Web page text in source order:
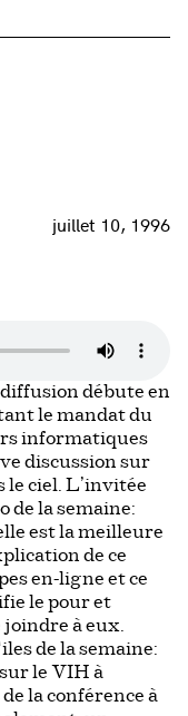
juillet 10, 1996
débute en
le mandat du
informatiques
discussion sur
le ciel. L’invitée
de la semaine:
est la meilleure
de ce
en-ligne et ce
le pour et
à eux.
de la semaine:
le VIH à
la conférence à